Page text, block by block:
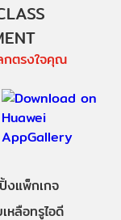
กตรงใจคุณ
งแพ็กเกจ
หลือทรูไอดี